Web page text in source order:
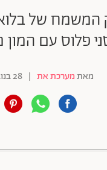
המשמח של
פלוס עם
מאתמערכת את | 28 בנובמבר 2024